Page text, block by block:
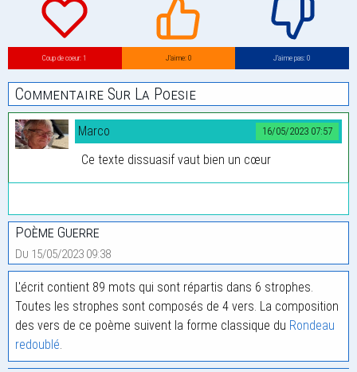
Coup de coeur: 1 J’aime: 0 J’aime pas: 0
Commentaire Sur La Poesie
16/05/2023 07:57
Marco
Ce texte dissuasif vaut bien un cœur
Poème Guerre
Du 15/05/2023 09:38
L'écrit contient 89 mots qui sont répartis dans 6 strophes.
Toutes les strophes sont composés de 4 vers. La composition
des vers de ce poème suivent la forme classique du Rondeau
redoublé